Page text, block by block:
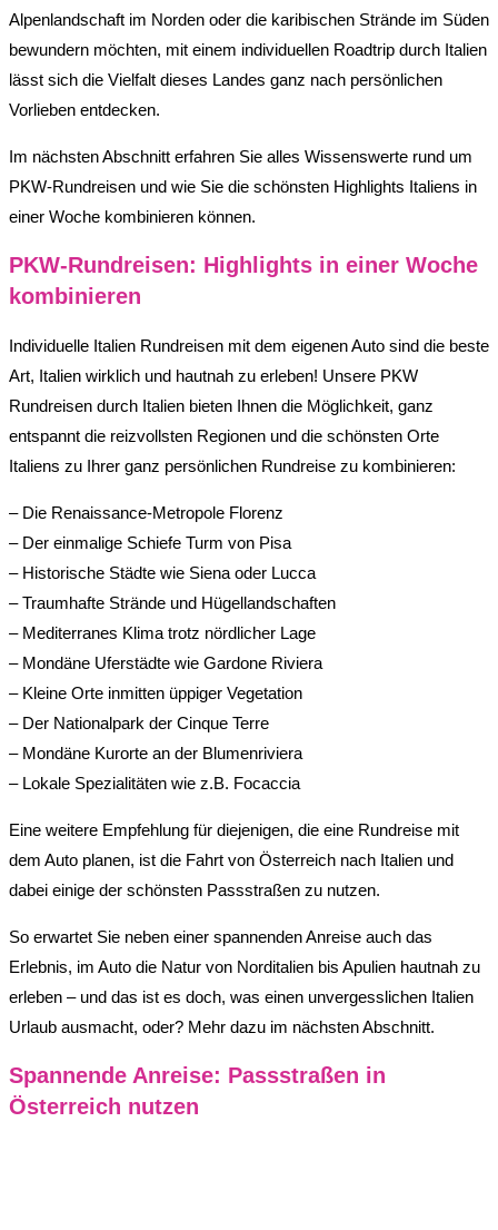
Alpenlandschaft im Norden oder die karibischen Strände im Süden
bewundern möchten, mit einem individuellen Roadtrip durch Italien
lässt sich die Vielfalt dieses Landes ganz nach persönlichen
Vorlieben entdecken.
Im nächsten Abschnitt erfahren Sie alles Wissenswerte rund um
PKW-Rundreisen und wie Sie die schönsten Highlights Italiens in
einer Woche kombinieren können.
PKW-Rundreisen: Highlights in einer Woche
kombinieren
Individuelle Italien Rundreisen mit dem eigenen Auto sind die beste
Art, Italien wirklich und hautnah zu erleben! Unsere PKW
Rundreisen durch Italien bieten Ihnen die Möglichkeit, ganz
entspannt die reizvollsten Regionen und die schönsten Orte
Italiens zu Ihrer ganz persönlichen Rundreise zu kombinieren:
– Die Renaissance-Metropole Florenz
– Der einmalige Schiefe Turm von Pisa
– Historische Städte wie Siena oder Lucca
– Traumhafte Strände und Hügellandschaften
– Mediterranes Klima trotz nördlicher Lage
– Mondäne Uferstädte wie Gardone Riviera
– Kleine Orte inmitten üppiger Vegetation
– Der Nationalpark der Cinque Terre
– Mondäne Kurorte an der Blumenriviera
– Lokale Spezialitäten wie z.B. Focaccia
Eine weitere Empfehlung für diejenigen, die eine Rundreise mit
dem Auto planen, ist die Fahrt von Österreich nach Italien und
dabei einige der schönsten Passstraßen zu nutzen.
So erwartet Sie neben einer spannenden Anreise auch das
Erlebnis, im Auto die Natur von Norditalien bis Apulien hautnah zu
erleben – und das ist es doch, was einen unvergesslichen Italien
Urlaub ausmacht, oder? Mehr dazu im nächsten Abschnitt.
Spannende Anreise: Passstraßen in
Österreich nutzen